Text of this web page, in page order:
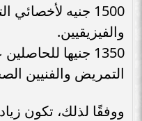
1500 جنيه
والفيزيقيين.
1350 جنيها
التمريض والفنيين
ووفقًا لذلك، تكون